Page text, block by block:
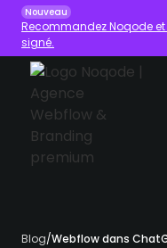
Nouveau
Recommandez Noqode et
signé.
Blog/Webflow dans